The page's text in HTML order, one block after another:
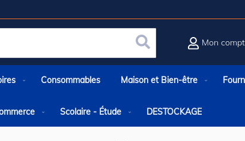
Rechercher
Mon
Consommables Maison et Bien-être
Scolaire - Étude DESTOCKAGE